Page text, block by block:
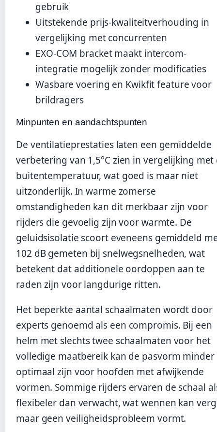
gebruik
Uitstekende prijs-kwaliteitverhouding in
vergelijking met concurrenten
EXO-COM bracket maakt intercom-
integratie mogelijk zonder modificaties
Wasbare voering en Kwikfit feature voor
brildragers
Minpunten en aandachtspunten
De ventilatieprestaties laten een gemiddelde
verbetering van 1,5°C zien in vergelijking met
buitentemperatuur, wat goed is maar niet
uitzonderlijk. In warme zomerse
omstandigheden kan dit merkbaar zijn voor
rijders die gevoelig zijn voor warmte. De
geluidsisolatie scoort eveneens gemiddeld
102 dB gemeten bij snelwegsnelheden, wat
betekent dat additionele oordoppen aan te
raden zijn voor langdurige ritten.
Het beperkte aantal schaalmaten wordt door
experts genoemd als een compromis. Bij een
helm met slechts twee schaalmaten voor het
volledige maatbereik kan de pasvorm minder
optimaal zijn voor hoofden met afwijkende
vormen. Sommige rijders ervaren de schaal
flexibeler dan verwacht, wat wennen kan
maar geen veiligheidsprobleem vormt.